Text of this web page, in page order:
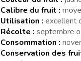
Calibre du fruit :
Utilisation : excellent
Récolte : septembre
Consommation :
Conservation des